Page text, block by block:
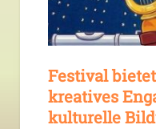
Festival
kreatives
kulturelle